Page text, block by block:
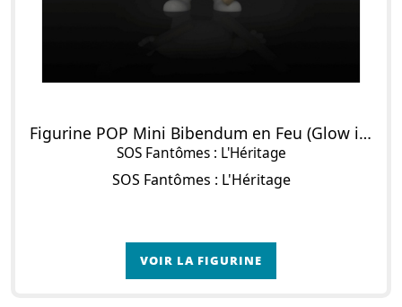
Figurine POP Mini Bibendum en Feu (Glow in the Dark)
SOS Fantômes : L'Héritage
SOS Fantômes : L'Héritage
VOIR LA FIGURINE